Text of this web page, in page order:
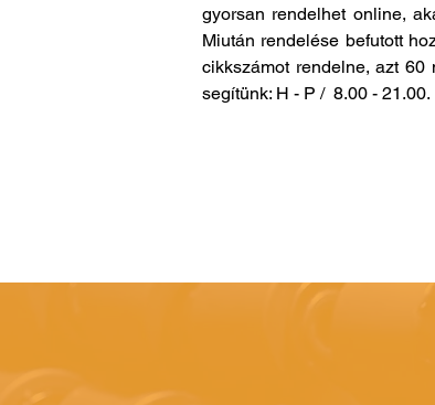
gyorsan rendelhet online,
Miután rendelése befutott
cikkszámot rendelne, azt
segítünk: H - P / 8.00 -